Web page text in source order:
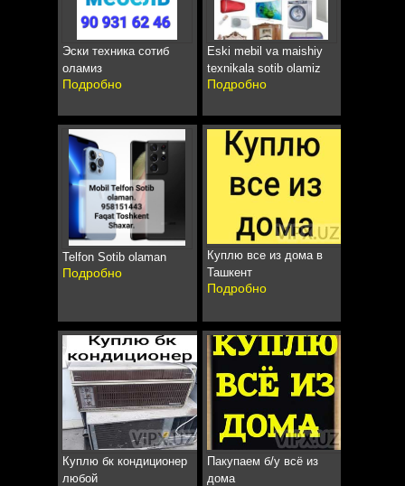
Эски техника сотиб
оламиз
Подробно
Eski mebil va maishiy
texnikala sotib olamiz
Подробно
Telfon Sotib olaman
Подробно
Куплю все из дома в
Ташкент
Подробно
Куплю бк кондиционер
любой
Пакупаем б/у всё из
дома